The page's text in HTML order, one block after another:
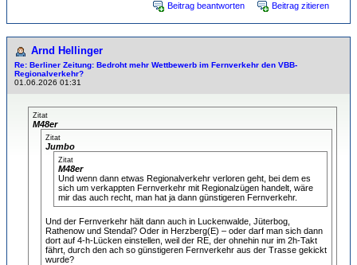
Beitrag beantworten Beitrag zitieren
Arnd Hellinger
Re: Berliner Zeitung: Bedroht mehr Wettbewerb im Fernverkehr den VBB-
Regionalverkehr?
01.06.2026 01:31
Zitat
M48er
Zitat
Jumbo
Zitat
M48er
Und wenn dann etwas Regionalverkehr verloren geht, bei dem es
sich um verkappten Fernverkehr mit Regionalzügen handelt, wäre
mir das auch recht, man hat ja dann günstigeren Fernverkehr.
Und der Fernverkehr hält dann auch in Luckenwalde, Jüterbog,
Rathenow und Stendal? Oder in Herzberg(E) – oder darf man sich dann
dort auf 4-h-Lücken einstellen, weil der RE, der ohnehin nur im 2h-Takt
fährt, durch den ach so günstigeren Fernverkehr aus der Trasse gekickt
wurde?